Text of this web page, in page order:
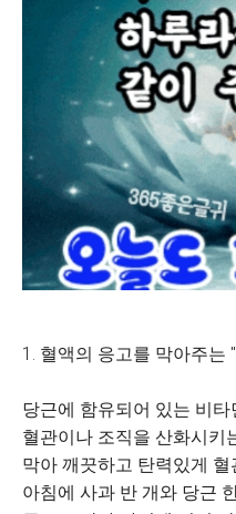
1. 혈액의 응고를 막아주는
당근에 함유되어 있는 비타
혈관이나 조직을 산화시키
막아 깨끗하고 탄력있게 혈
아침에 사과 반 개와 당근